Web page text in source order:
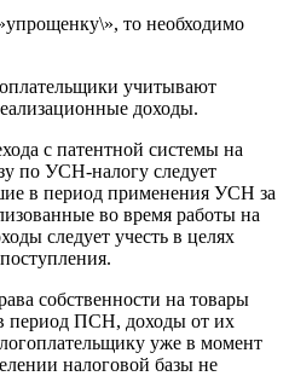
то необходимо
учитывают
доходы.
с патентной системы на
по УСН-налогу следует
в период применения УСН за
во время работы на
следует учесть в целях
собственности на товары
период ПСН, доходы от их
уже в момент
налоговой базы не